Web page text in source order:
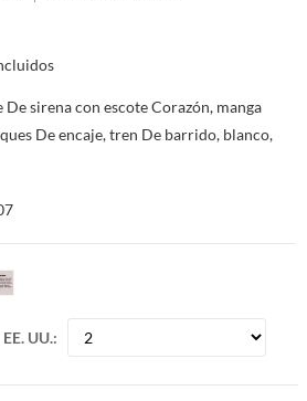
sirena con escote Corazón, manga
De encaje, tren De barrido, blanco,
UU.